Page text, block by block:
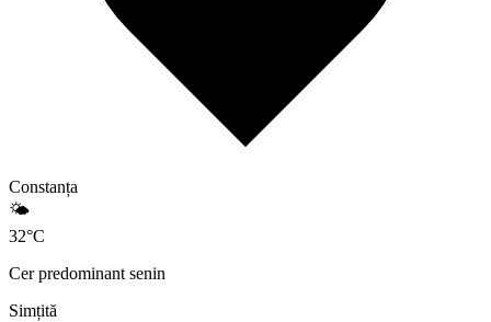
Constanța
🌤️
32°C
Cer predominant senin
Simțită